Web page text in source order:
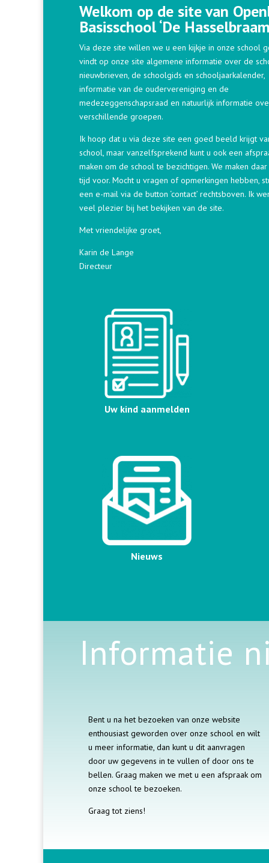
Welkom op de site van
Basisschool ‘De
Via deze site willen we u een kijkje in onze school
vindt op onze site algemene informatie over de
nieuwbrieven, de schoolgids en schooljaarkalender,
informatie van de oudervereniging en de
medezeggenschapsraad en natuurlijk informatie
verschillende groepen.
Ik hoop dat u via deze site een goed beeld krijgt
school, maar vanzelfsprekend kunt u ook een
maken om de school te bezichtigen. We maken
tijd voor. Mocht u vragen of opmerkingen hebben,
een e-mail via de button ‘contact’ rechtsboven. Ik
veel plezier bij het bekijken van de site.
Met vriendelijke groet,
Karin de Lange
Directeur
Uw kind aanmelden
Nieuws
Informatie
Bent u na het bezoeken van onze website
enthousiast geworden over onze school en wilt
u meer informatie, dan kunt u dit aanvragen
door uw gegevens in te vullen of door ons te
bellen. Graag maken we met u een afspraak om
onze school te bezoeken.
Graag tot ziens!